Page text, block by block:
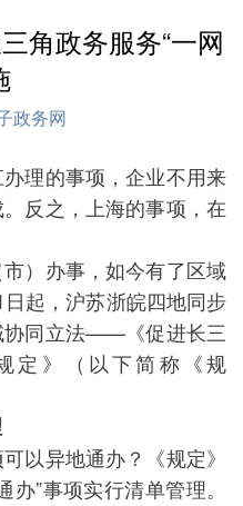
角政务服务“一网
政务网
理的事项，企业不用来
反之，上海的事项，在
）办事，如今有了区域
起，沪苏浙皖四地同步
协同立法——《促进长三
定》（以下简称《规
异地通办？《规定》
”事项实行清单管理。